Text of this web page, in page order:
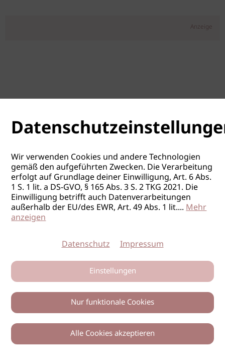
Anzeige
Wir verwenden Cookies und andere Technologien
gemäß den aufgeführten Zwecken. Die Verarbeitung
erfolgt auf Grundlage deiner Einwilligung, Art. 6 Abs.
1 S. 1 lit. a DS-GVO, § 165 Abs. 3 S. 2 TKG 2021. Die
Einwilligung betrifft auch Datenverarbeitungen
außerhalb der EU/des EWR, Art. 49 Abs. 1 lit....Mehr
anzeigen
Datenschutz Impressum
Einstellungen
Nur funktionale Cookies
Alle Cookies akzeptieren